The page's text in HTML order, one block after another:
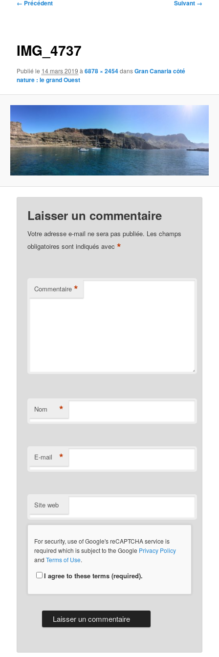
← Précédent Suivant →
IMG_4737
Publié le 14 mars 2019 à6878 × 2454dansGran Canaria côté
nature : le grand Ouest
Laisser un commentaire
Votre adresse e-mail ne sera pas publiée. Les champs
obligatoires sont indiqués avec*
Commentaire *
Nom *
E-mail *
Site web
For security, use of Google's reCAPTCHA service is
required which is subject to the Google Privacy Policy
andTerms of Use.
I agree to these terms (required).